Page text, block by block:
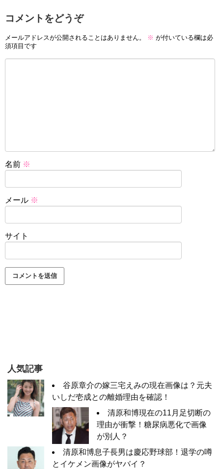
コメントをどうぞ
メールアドレスが公開されることはありません。 ※ が付いている欄は必
須項目です
名前 ※
メール ※
サイト
人気記事
谷原章介の嫁三宅えみの現在画像は？元夫
いしだ壱成との離婚理由を確認！
清原和博現在の11月足切断の
理由が衝撃！糖尿病悪化で画像
が別人？
清原和博息子長男は慶応野球部！退学の噂
とイケメン画像がヤバイ？